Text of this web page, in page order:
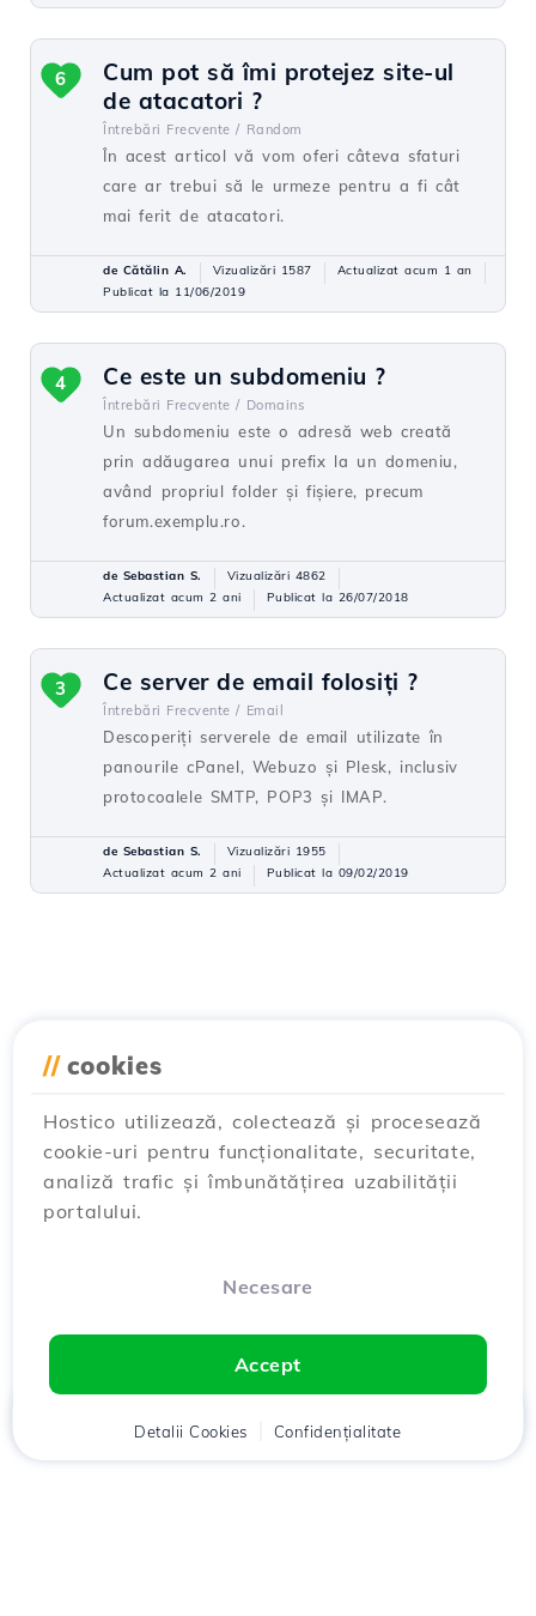
Cum pot să îmi protejez site-ul
de atacatori ?
Întrebări Frecvente / Random
În acest articol vă vom oferi câteva sfaturi
care ar trebui să le urmeze pentru a fi cât
mai ferit de atacatori.
6
de Cătălin A. Vizualizări 1587
Actualizat acum 1 an
Publicat la 11/06/2019
Ce este un subdomeniu ?
Întrebări Frecvente / Domains
Un subdomeniu este o adresă web creată
prin adăugarea unui prefix la un domeniu,
având propriul folder și fișiere, precum
forum.exemplu.ro.
4
de Sebastian S.
Vizualizări 4862
Actualizat acum 2 ani
Publicat la 26/07/2018
Ce server de email folosiți ?
Întrebări Frecvente / Email
Descoperiți serverele de email utilizate în
panourile cPanel, Webuzo și Plesk, inclusiv
protocoalele SMTP, POP3 și IMAP.
3
de Sebastian S.
Vizualizări 1955
Actualizat acum 2 ani
Publicat la 09/02/2019
// cookies
Hostico utilizează, colectează și procesează
cookie-uri pentru funcționalitate, securitate,
analiză trafic și îmbunătățirea uzabilității
portalului.
Necesare
Accept
Detalii Cookies Confidențialitate
Client Coș Chat